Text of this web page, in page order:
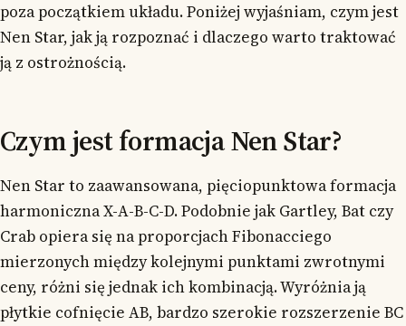
poza początkiem układu. Poniżej wyjaśniam, czym jest
Nen Star, jak ją rozpoznać i dlaczego warto traktować
ją z ostrożnością.
Czym jest formacja Nen Star?
Nen Star to zaawansowana, pięciopunktowa formacja
harmoniczna X-A-B-C-D. Podobnie jak Gartley, Bat czy
Crab opiera się na proporcjach Fibonacciego
mierzonych między kolejnymi punktami zwrotnymi
ceny, różni się jednak ich kombinacją. Wyróżnia ją
płytkie cofnięcie AB, bardzo szerokie rozszerzenie BC